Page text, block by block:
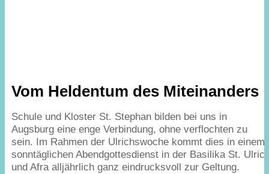
Vom Heldentum des Miteinanders
Schule und Kloster St. Stephan bilden bei uns in
Augsburg eine enge Verbindung, ohne verflochten zu
sein. Im Rahmen der Ulrichswoche kommt dies in einem
sonntäglichen Abendgottesdienst in der Basilika St.
und Afra alljährlich ganz eindrucksvoll zur Geltung.